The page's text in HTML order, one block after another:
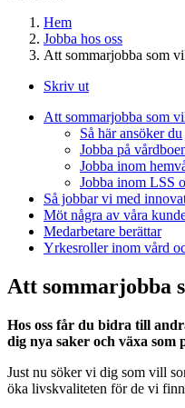
Hem
Jobba hos oss
Att sommarjobba som
Skriv ut
Att sommarjobba som
Så här ansöker du
Jobba på
Jobba inom
Jobba inom LSS
Så jobbar vi med
Möt några av våra
Medarbetare berättar
Yrkesroller inom vård
Att sommarjobba
Hos oss får du bidra till
dig nya saker och växa som
Just nu söker vi dig som vill
öka livskvaliteten för de vi